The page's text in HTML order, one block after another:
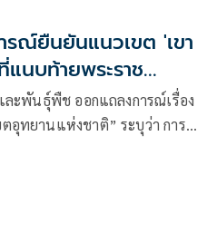
ณ์ยืนยันแนวเขต 'เขา
นบท้ายพระราช
ะพันธุ์พืช ออกแถลงการณ์เรื่อง
อุทยานแห่งชาติ” ระบุว่า การ